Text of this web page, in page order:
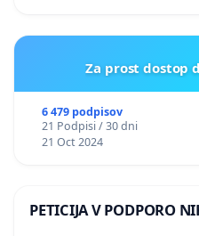
Za prost dostop
6 479 podpisov
21 Podpisi / 30 dni
21 Oct 2024
PETICIJA V PODPORO